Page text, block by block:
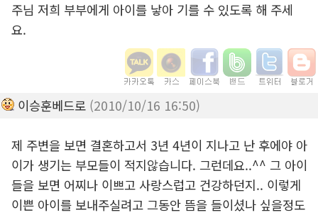
주님 저희 부부에게 아이를 낳아 기를 수 있도록 해 주세
요.
이승훈베드로 (2010/10/16 16:50)
제 주변을 보면 결혼하고서 3년 4년이 지나고 난 후에야 아
이가 생기는 부모들이 적지않습니다. 그런데요..^^ 그 아이
들을 보면 어찌나 이쁘고 사랑스럽고 건강하던지.. 이렇게
이쁜 아이를 보내주실려고 그동안 뜸을 들이셨나 싶을정도